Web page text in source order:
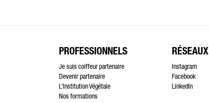
PROFESSIONNELS
Je suis coiffeur partenaire
Devenir partenaire
L’Institution Végétale
Nos formations
RÉSEAUX
Instagram
Facebook
LinkedIn